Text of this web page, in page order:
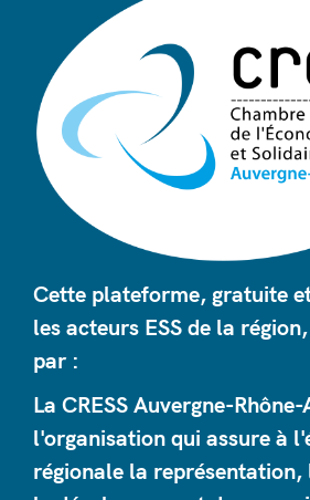
Cette plateforme, gratuite
les acteurs ESS de la
par :
La CRESS Auvergne-
l'organisation qui assure à
régionale la